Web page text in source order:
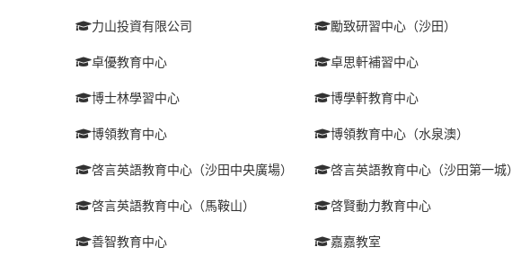
力山投資有限公司 勵致研習中心（沙田）
卓優教育中心 卓思軒補習中心
博士林學習中心 博學軒教育中心
博領教育中心 博領教育中心（水泉澳）
啓言英語教育中心（沙田中央廣場） 啓言英語教育中心（沙田第一城）
啓言英語教育中心（馬鞍山） 啓賢動力教育中心
善智教育中心 嘉嘉教室